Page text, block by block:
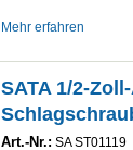
Mehr erfahren
SATA 1/2-
Art.-Nr.: SA ST01119